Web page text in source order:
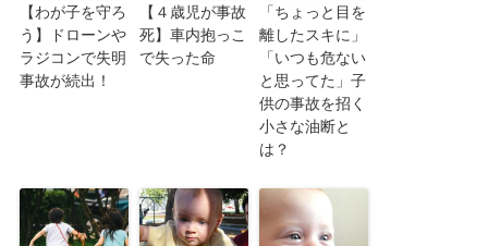
【わが子を守ろ
う】ドローンや
ラジコンで失明
事故が続出！
【４歳児が事故
死】車内抱っこ
で失った命
「ちょっと目を
離したスキに」
「いつも危ない
と思ってた」子
供の事故を招く
小さな油断と
は？